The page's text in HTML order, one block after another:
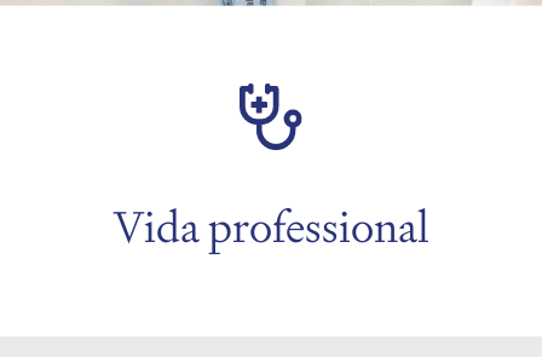
Vida professional